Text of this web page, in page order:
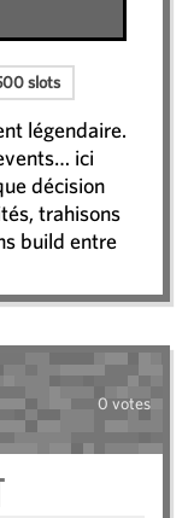
slots
légendaire.
ici
décision
trahisons
build entre
0 votes